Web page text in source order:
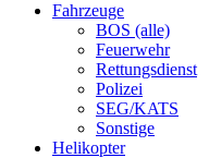
Fahrzeuge
BOS (alle)
Feuerwehr
Rettungsdienst
Polizei
SEG/KATS
Sonstige
Helikopter